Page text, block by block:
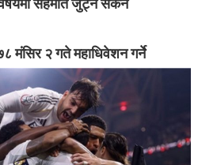
मंसिर २ गते महाधिवेशन गर्ने